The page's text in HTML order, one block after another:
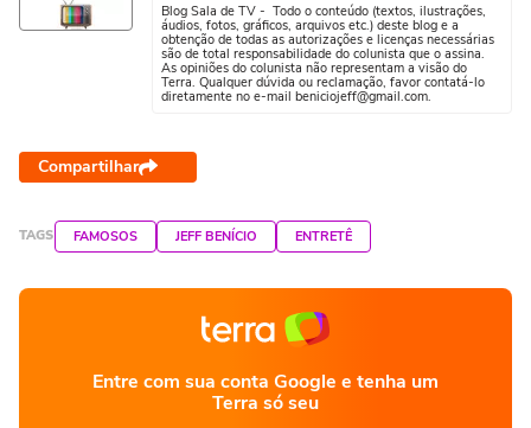
Blog Sala de TV - Todo o conteúdo (textos, ilustrações,
áudios, fotos, gráficos, arquivos etc.) deste blog e a
obtenção de todas as autorizações e licenças necessárias
são de total responsabilidade do colunista que o assina.
As opiniões do colunista não representam a visão do
Terra. Qualquer dúvida ou reclamação, favor contatá-lo
diretamente no e-mail beniciojeff@gmail.com.
Compartilhar
TAGS FAMOSOS JEFF BENÍCIO ENTRETÊ
Entre com sua conta Google e tenha um
Terra só seu